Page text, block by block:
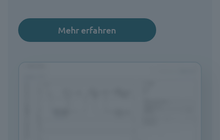
Mehr erfahren